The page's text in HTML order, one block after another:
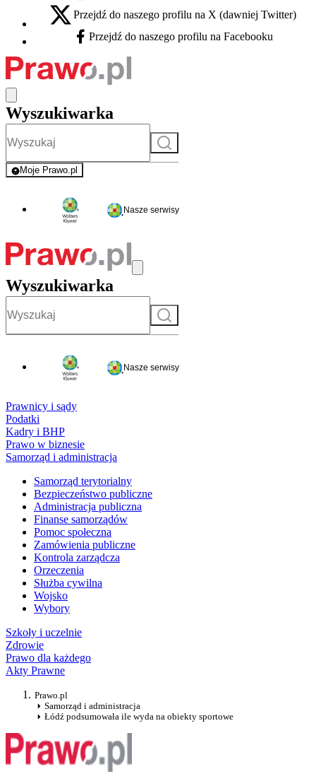
X - otwiera się w nowej karcie
Przejdź do naszego profilu na X (dawniej Twitter)
Facebook - otwiera się w nowej karcie
Przejdź do naszego profilu na Facebooku
Wyszukiwarka
Szukaj
Moje Prawo.pl
- rejestracja i logowanie do serwisu
Nasze serwisy
Wyszukiwarka
Szukaj
Nasze serwisy
Prawnicy i sądy
Podatki
Kadry i BHP
Prawo w biznesie
Samorząd i administracja
Samorząd terytorialny
Bezpieczeństwo publiczne
Administracja publiczna
Finanse samorządów
Pomoc społeczna
Zamówienia publiczne
Kontrola zarządcza
Orzeczenia
Służba cywilna
Wojsko
Wybory
Szkoły i uczelnie
Zdrowie
Prawo dla każdego
Akty Prawne
Prawo.pl
Samorząd i administracja
Łódź podsumowała ile wyda na obiekty sportowe